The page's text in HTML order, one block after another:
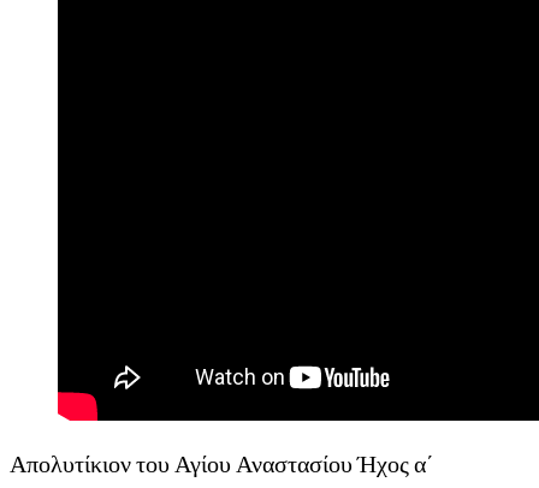
Απολυτίκιον του Αγίου Αναστασίου Ήχος α΄